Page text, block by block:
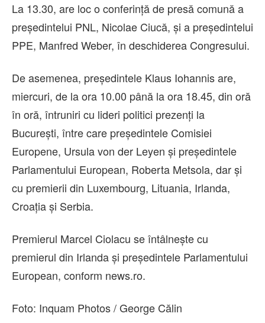
La 13.30, are loc o conferinţă de presă comună a
preşedintelui PNL, Nicolae Ciucă, şi a preşedintelui
PPE, Manfred Weber, în deschiderea Congresului.
De asemenea, preşedintele Klaus Iohannis are,
miercuri, de la ora 10.00 până la ora 18.45, din oră
în oră, întruniri cu lideri politici prezenţi la
Bucureşti, între care preşedintele Comisiei
Europene, Ursula von der Leyen şi preşedintele
Parlamentului European, Roberta Metsola, dar şi
cu premierii din Luxembourg, Lituania, Irlanda,
Croaţia şi Serbia.
Premierul Marcel Ciolacu se întâlneşte cu
premierul din Irlanda şi preşedintele Parlamentului
European, conform news.ro.
Foto: Inquam Photos / George Călin